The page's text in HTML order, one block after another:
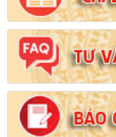
Số:1731/KH-UBND
Tên:(Kế hoạch triển
Ngày ban hành: (21/08/
71/2024/NĐ-CP
Tên:(Nghị định Quy
Ngày ban hành: (21/08/